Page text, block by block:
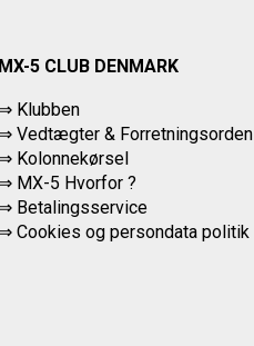
MX-5 CLUB DENMARK
⇒ Klubben
⇒ Vedtægter & Forretningsorden
⇒ Kolonnekørsel
⇒ MX-5 Hvorfor ?
⇒ Betalingsservice
⇒ Cookies og persondata politik